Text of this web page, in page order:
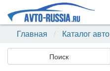
Главная
Каталог авто
Поиск